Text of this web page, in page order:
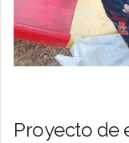
Proyecto de